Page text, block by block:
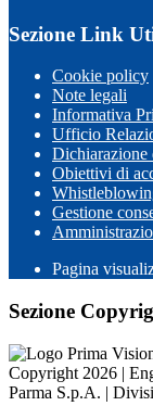
Sezione Link
Cookie policy
Note legali
Informativa
Ufficio
Dichiarazione
Obiettivi di
Gestione
Pagina
Sezione
Copyright 2026 |
Parma S.p.A. |